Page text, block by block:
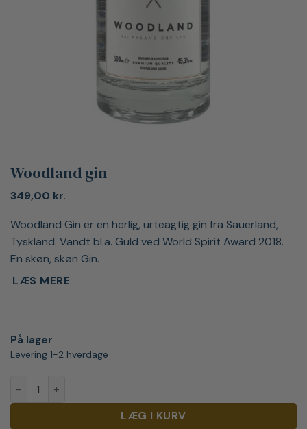
Woodland gin
349,00 kr.
Woodland Gin er en herlig, urteagtig gin fra Sauerland,
Tyskland. Vandt bl.a. Guld ved World Spirit Award 2018.
En skøn, skøn Gin.
LÆS MERE
På lager
Levering 1-2 hverdage
LÆG I KURV